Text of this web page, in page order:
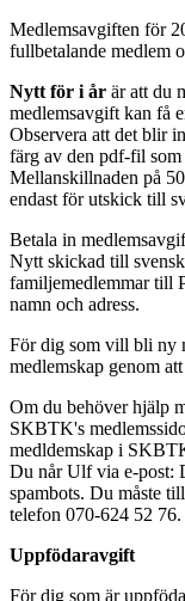
Medlemsavgiften för
fullbetalande medlem
Nytt för i år är att du
medlemsavgift kan få
Observera att det blir
färg av den pdf-fil som
Mellanskillnaden på
endast för utskick till
Betala in
Nytt skickad till
familjemedlemmar till
namn och adress.
För dig som vill bli ny
medlemskap genom
Om du behöver hjälp
SKBTK's
medldemskap i
Du når Ulf via e-post:
spambots. Du måste
telefon 070-624 52 76.
Uppfödaravgift
För dig som är